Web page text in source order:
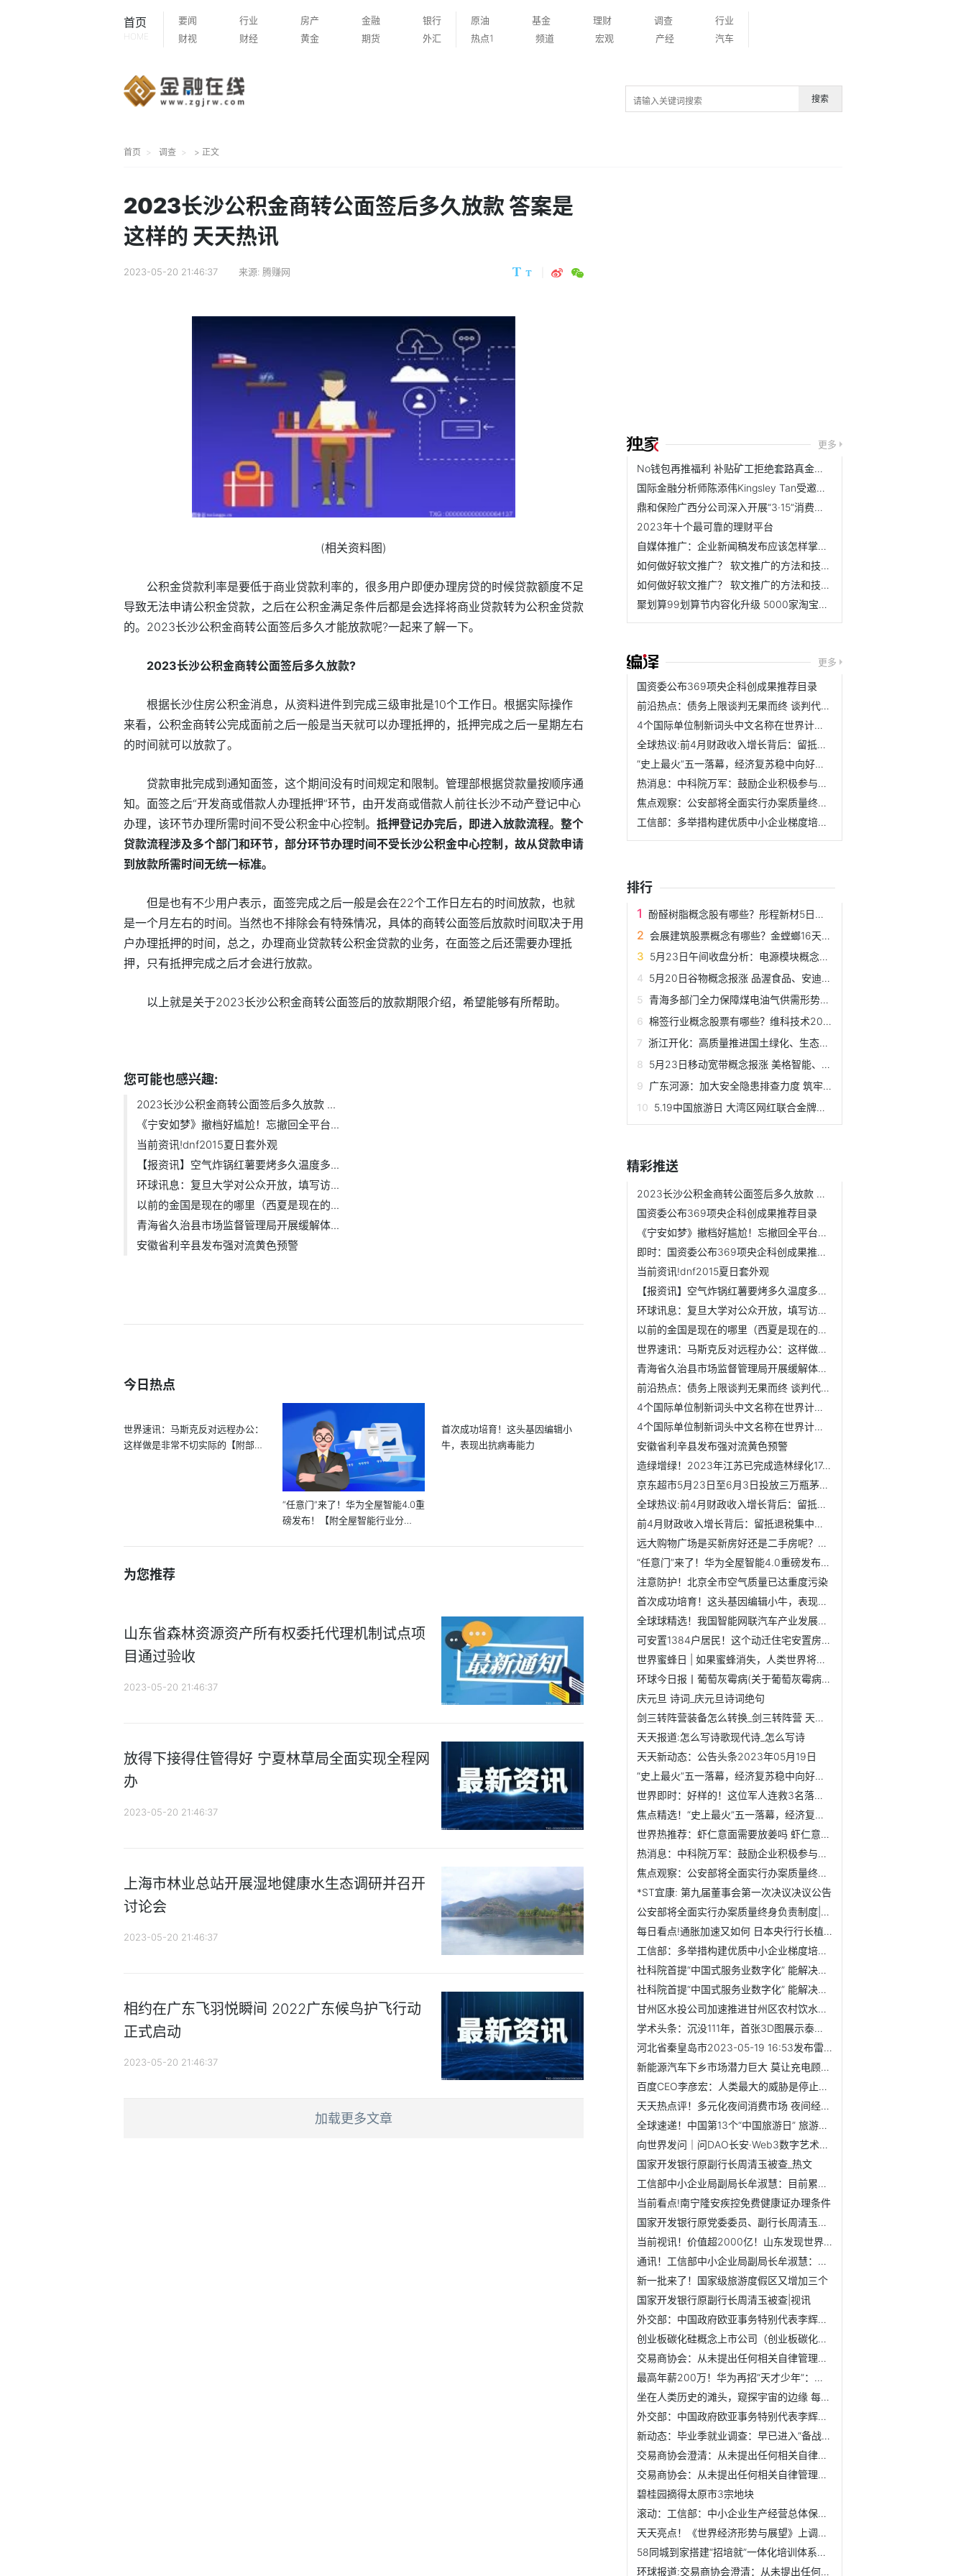
首页
HOME
要闻 行业 房产 金融
银行
财视
财经 黄金 期货 外汇
原油 基金 理财 调查
行业
热点1
频道 宏观 产经 汽车
搜索
首页 调查 > 正文
2023长沙公积金商转公面签后多久放款 答案是
这样的 天天热讯
2023-05-20 21:46:37 来源: 腾赚网
(相关资料图)
公积金贷款利率是要低于商业贷款利率的，很多用户即便办理房贷的时候贷款额度不足
导致无法申请公积金贷款，之后在公积金满足条件后都是会选择将商业贷款转为公积金贷款
的。2023长沙公积金商转公面签后多久才能放款呢?一起来了解一下。
2023长沙公积金商转公面签后多久放款?
根据长沙住房公积金消息，从资料进件到完成三级审批是10个工作日。根据实际操作
来看，公积金商转公完成面前之后一般是当天就可以办理抵押的，抵押完成之后一星期左右
的时间就可以放款了。
贷款审批完成到通知面签，这个期间没有时间规定和限制。管理部根据贷款量按顺序通
知。面签之后“开发商或借款人办理抵押”环节，由开发商或借款人前往长沙不动产登记中心
办理，该环节办理所需时间不受公积金中心控制。 抵押登记办完后，即进入放款流程。整个
贷款流程涉及多个部门和环节，部分环节办理时间不受长沙公积金中心控制，故从贷款申请
到放款所需时间无统一标准。
但是也有不少用户表示，面签完成之后一般是会在22个工作日左右的时间放款，也就
是一个月左右的时间。当然也不排除会有特殊情况，具体的商转公面签后放款时间取决于用
户办理抵押的时间，总之，办理商业贷款转公积金贷款的业务，在面签之后还需要办理抵
押，只有抵押完成之后才会进行放款。
以上就是关于2023长沙公积金商转公面签后的放款期限介绍，希望能够有所帮助。
您可能也感兴趣:
2023长沙公积金商转公面签后多久放款 ...
《宁安如梦》撤档好尴尬！忘撤回全平台...
当前资讯!dnf2015夏日套外观
【报资讯】空气炸锅红薯要烤多久温度多...
环球讯息：复旦大学对公众开放，填写访...
以前的金国是现在的哪里（西夏是现在的...
青海省久治县市场监督管理局开展缓解体...
安徽省利辛县发布强对流黄色预警
今日热点
世界速讯：马斯克反对远程办公：
这样做是非常不切实际的【附部分
“任意门”来了！华为全屋智能4.0重
磅发布！【附全屋智能行业分
首次成功培育！这头基因编辑小
牛，表现出抗病毒能力
为您推荐
山东省森林资源资产所有权委托代理机制试点项
目通过验收
2023-05-20 21:46:37
放得下接得住管得好 宁夏林草局全面实现全程网
办
2023-05-20 21:46:37
上海市林业总站开展湿地健康水生态调研并召开
讨论会
2023-05-20 21:46:37
相约在广东飞羽悦瞬间 2022广东候鸟护飞行动
正式启动
2023-05-20 21:46:37
加载更多文章
更多
No钱包再推福利 补贴矿工拒绝套路真金白银大放送
国际金融分析师陈添伟Kingsley Tan受邀出席2019马来西亚财经峰会
鼎和保险广西分公司深入开展“3·15”消费者权益保护教育宣传...
2023年十个最可靠的理财平台
自媒体推广：企业新闻稿发布应该怎样掌握节奏？ 怎么规划效...
如何做好软文推广？ 软文推广的方法和技巧是什么？
如何做好软文推广？ 软文推广的方法和技巧是什么？
聚划算99划算节内容化升级 5000家淘宝天猫品牌联动狂欢
更多
国资委公布369项央企科创成果推荐目录
前沿热点：债务上限谈判无果而终 谈判代表拟周六再次会面
4个国际单位制新词头中文名称在世界计量日发布
全球热议:前4月财政收入增长背后：留抵退税集中退付，债务压...
“史上最火”五一落幕，经济复苏稳中向好，AI独领风骚，如何...
热消息：中科院万军：鼓励企业积极参与大模型相关项目和课题申报
焦点观察：公安部将全面实行办案质量终身负责制度
工信部：多举措构建优质中小企业梯度培育体系 天天实时
排行
酚醛树脂概念股有哪些？彤程新材5日内股价上涨3.79%
会展建筑股票概念有哪些？金螳螂16天下跌8.16%
5月23日午间收盘分析：电源模块概念报涨 通合科技领涨
5月20日谷物概念报涨 品渥食品、安迪苏和嘉美包装等领涨
青海多部门全力保障煤电油气供需形势稳定
棉签行业概念股票有哪些？维科技术2021年公司营业总收入20.75亿
浙江开化：高质量推进国土绿化、生态提质富民增收
5月23日移动宽带概念报涨 美格智能、神宇股份等领涨
广东河源：加大安全隐患排查力度 筑牢林业安全防线
5.19中国旅游日 大湾区网红联合金牌导游云游惠东直播上线
精彩推送
2023长沙公积金商转公面签后多久放款 答案是这样的 天天热讯
国资委公布369项央企科创成果推荐目录
《宁安如梦》撤档好尴尬！忘撤回全平台好评宣发，遭嘲水军泛...
即时：国资委公布369项央企科创成果推荐目录
当前资讯!dnf2015夏日套外观
【报资讯】空气炸锅红薯要烤多久温度多少（空气炸锅烤红薯得...
环球讯息：复旦大学对公众开放，填写访客信息后可入校
以前的金国是现在的哪里（西夏是现在的哪里）
世界速讯：马斯克反对远程办公：这样做是非常不切实际的【附...
青海省久治县市场监督管理局开展缓解体力疲劳功能保健食品风...
前沿热点：债务上限谈判无果而终 谈判代表拟周六再次会面
4个国际单位制新词头中文名称在世界计量日发布
4个国际单位制新词头中文名称在世界计量日发布
安徽省利辛县发布强对流黄色预警
造绿增绿！2023年江苏已完成造林绿化17.8万亩
京东超市5月23日至6月3日投放三万瓶茅台酒 每天20点增加飞天...
全球热议:前4月财政收入增长背后：留抵退税集中退付，债务压...
前4月财政收入增长背后：留抵退税集中退付，债务压力仍需警惕...
远大购物广场是买新房好还是二手房呢？海口二手房升值因素要...
“任意门”来了！华为全屋智能4.0重磅发布！【附全屋智能行业...
注意防护！北京全市空气质量已达重度污染
首次成功培育！这头基因编辑小牛，表现出抗病毒能力
全球球精选！我国智能网联汽车产业发展进入新应用阶段
可安置1384户居民！这个动迁住宅安置房项目主体结构封顶|精选
世界蜜蜂日 | 如果蜜蜂消失，人类世界将发生什么变化？
环球今日报丨葡萄灰霉病(关于葡萄灰霉病的简介)
庆元旦 诗词_庆元旦诗词绝句
剑三转阵营装备怎么转换_剑三转阵营 天天滚动
天天报道:怎么写诗歌现代诗_怎么写诗
天天新动态：公告头条2023年05月19日
“史上最火”五一落幕，经济复苏稳中向好，AI独领风骚，如何...
世界即时：好样的！这位军人连救3名落水学生
焦点精选！“史上最火”五一落幕，经济复苏稳中向好，AI独领...
世界热推荐：虾仁意面需要放姜吗 虾仁意面要放姜吗
热消息：中科院万军：鼓励企业积极参与大模型相关项目和课题申报
焦点观察：公安部将全面实行办案质量终身负责制度
*ST宜康: 第九届董事会第一次决议决议公告
公安部将全面实行办案质量终身负责制度|天天视点
每日看点!通胀加速又如何 日本央行行长植田和男再放鸽：不会...
工信部：多举措构建优质中小企业梯度培育体系 天天实时
社科院首提“中国式服务业数字化” 能解决哪些问题
社科院首提“中国式服务业数字化” 能解决哪些问题 当前滚动
甘州区水投公司加速推进甘州区农村饮水安全工程河西片区供水...
学术头条：沉没111年，首张3D图展示泰坦尼克号全貌|世界球精选
河北省秦皇岛市2023-05-19 16:53发布雷电黄色预警_最新快讯
新能源汽车下乡市场潜力巨大 莫让充电顾虑“打消”农村居民...
百度CEO李彦宏：人类最大的威胁是停止创新【附人工智能行业分析】
天天热点评！多元化夜间消费市场 夜间经济点燃城市经济发展...
全球速递！中国第13个“中国旅游日” 旅游市场加速回暖【附...
向世界发问｜问DAO长安·Web3数字艺术节｜中链讯科集团受邀参会
国家开发银行原副行长周清玉被查_热文
工信部中小企业局副局长牟淑慧：目前累计有1404家专精特新中...
当前看点!南宁隆安疾控免费健康证办理条件
国家开发银行原党委委员、副行长周清玉接受审查调查|观察
当前视讯！价值超2000亿！山东发现世界级大金矿，够生产30年...
通讯！工信部中小企业局副局长牟淑慧：目前累计有1404家专精...
新一批来了！国家级旅游度假区又增加三个
国家开发银行原副行长周清玉被查|视讯
外交部：中国政府欧亚事务特别代表李辉将访问欧盟总部 每日报道
创业板碳化硅概念上市公司（创业板碳化硅上市企业名单）_环球...
交易商协会：从未提出任何相关自律管理要求_热文
最高年薪200万！华为再招“天才少年”：不限学历和学校-当前动态
坐在人类历史的滩头，窥探宇宙的边缘 每日信息
外交部：中国政府欧亚事务特别代表李辉将访问欧盟总部|当前视点
新动态：毕业季就业调查：早已进入“备战”状态，国企仍为首...
交易商协会澄清：从未提出任何相关自律管理要求-世界播资讯
交易商协会：从未提出任何相关自律管理要求
碧桂园摘得太原市3宗地块
滚动：工信部：中小企业生产经营总体保持恢复态势
天天亮点！《世界经济形势与展望》上调2023年世界经济增长预期
58同城到家搭建“招培就”一体化培训体系，帮助劳动者提升服...
环球报道:交易商协会澄清：从未提出任何相关自律管理要求